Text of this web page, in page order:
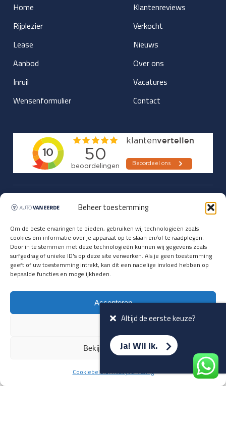
Beheer toestemming
Om de beste ervaringen te bieden, gebruiken wij technologieën zoals
cookies om informatie over je apparaat op te slaan en/of te raadplegen.
Door in te stemmen met deze technologieën kunnen wij gegevens zoals
surfgedrag of unieke ID's op deze site verwerken. Als je geen toestemming
geeft of uw toestemming intrekt, kan dit een nadelige invloed hebben op
bepaalde functies en mogelijkheden.
Accepteren
Bekijk voorkeuren
CookiebeleidPrivacyverklaring
Terug naar overzicht
Home
Rijplezier
Lease
Aanbod
Inruil
Wensenformulier
Klantenreviews
Verkocht
Nieuws
Over ons
Vacatures
Contact
Updates over nieuwbinnen-komers
vóórdat ze op de portals staan?
Registreer je hier.
E-mailadres *
Altijd de eerste keuze?
Ja! Wil ik.